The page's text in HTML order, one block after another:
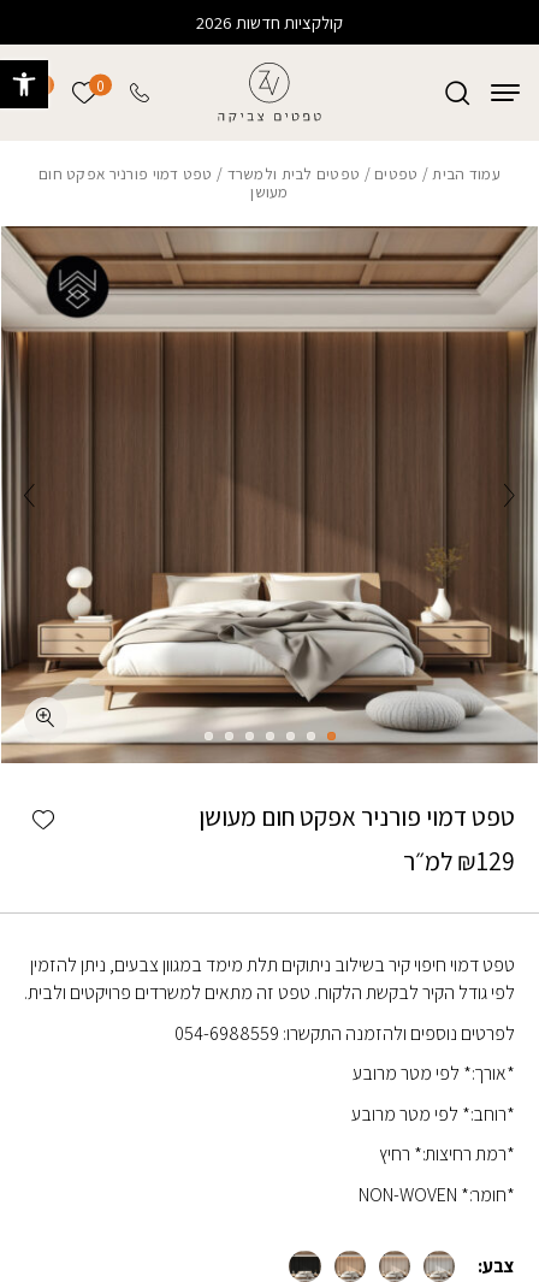
קולקציות חדשות 2026
0 הרשימה
עמוד הבית/ טפטים / טפטים לבית ולמשרד / טפט דמוי פורניר אפקט חום
מעושן
טפט דמוי פורניר אפקט חום מעושן
₪129 למ״ר
טפט דמוי חיפוי קיר בשילוב ניתוקים תלת מימד במגוון צבעים, ניתן להזמין
לפי גודל הקיר לבקשת הלקוח. טפט זה מתאים למשרדים פרויקטים ולבית.
לפרטים נוספים ולהזמנה התקשרו: 054-6988559
*אורך:* לפי מטר מרובע
*רוחב:* לפי מטר מרובע
*רמת רחיצות:* רחיץ
*חומר:* NON-WOVEN
צבע: